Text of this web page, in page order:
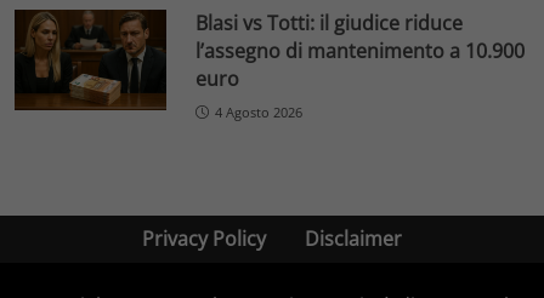
Blasi vs Totti: il giudice riduce
l’assegno di mantenimento a 10.900
euro
4 Agosto 2026
Privacy Policy Disclaimer